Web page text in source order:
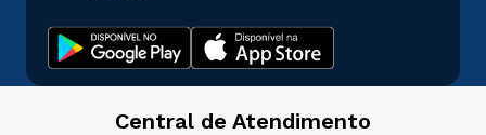
Central de Atendimento